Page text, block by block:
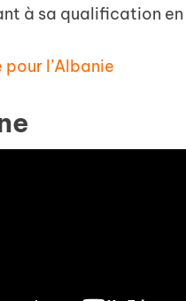
à sa qualification
pour l’Albanie